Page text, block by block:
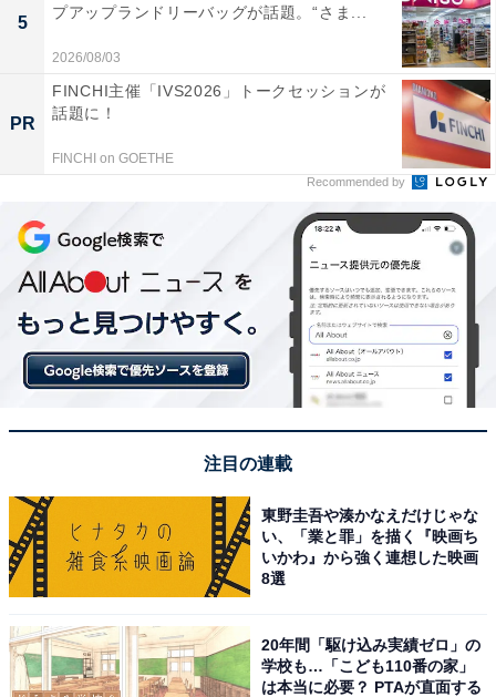
5
プアップランドリーバッグが話題。“さま...
2026/08/03
PR
FINCHI主催「IVS2026」トークセッションが
話題に！
FINCHI on GOETHE
Recommended by
注目の連載
東野圭吾や湊かなえだけじゃな
い、「業と罪」を描く『映画ち
いかわ』から強く連想した映画
8選
20年間「駆け込み実績ゼロ」の
学校も…「こども110番の家」
は本当に必要？ PTAが直面する